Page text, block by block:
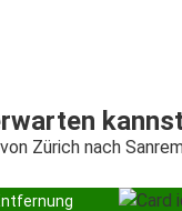
Zürich nach